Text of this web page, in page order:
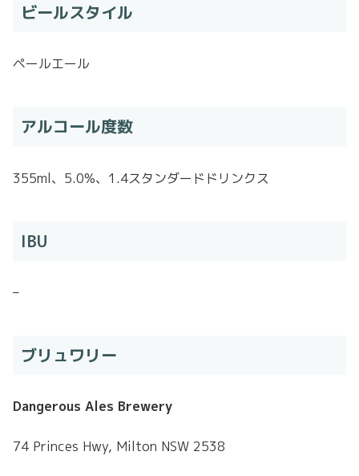
ビールスタイル
ペールエール
アルコール度数
355ml、5.0%、1.4スタンダードドリンクス
IBU
–
ブリュワリー
Dangerous Ales Brewery
74 Princes Hwy, Milton NSW 2538